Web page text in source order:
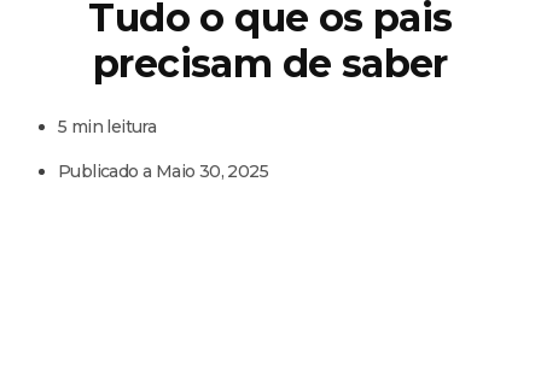
Tudo o que os pais
precisam de saber
5 min leitura
Publicado a Maio 30, 2025